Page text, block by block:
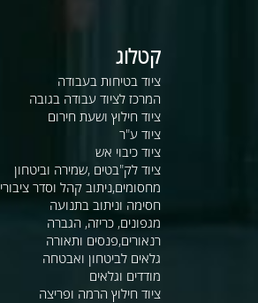
קטלוג
ציוד בטיחות בעבודה
המרכז לציוד עבודה בגובה
ציוד חילוץ ושעת חירום
ציוד ע"ר
ציוד כיבוי אש
ציוד לק"בטים ,שמירה וביטחון
מחסומים,ניתוב קהל וסדר ציבורי
חסימה וניתוב בתנועה
מגפונים, כריזה, הגברה
רנאורים,פנסים ותאורה
גלאים לביטחון ואבטחה
מודדים וגלאים
ציוד חילוץ הרמה ופריצה